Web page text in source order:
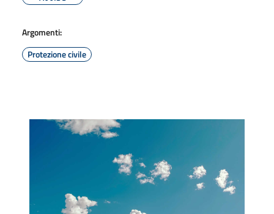
Argomenti:
Protezione civile